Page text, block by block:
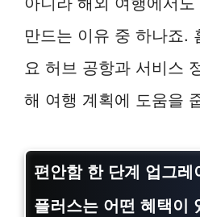
만드는 이유 중 하나죠.
요 허브 공항과 서비스
해 여행 계획에 도움을
편안함 한 단계 업그레
플러스는 어떤 혜택이